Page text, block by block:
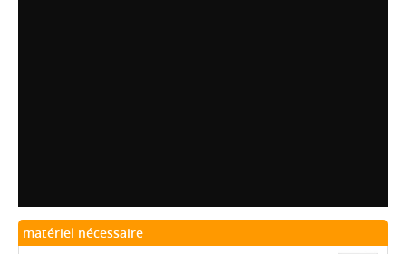
matériel nécessaire